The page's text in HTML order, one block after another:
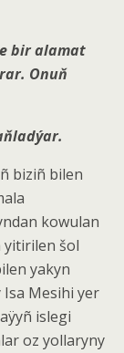
bir alamat
Onuň
biziñ bilen
kowulan
yitirilen šol
yakyn
Isa Mesihi yer
islegi
oz yollaryny